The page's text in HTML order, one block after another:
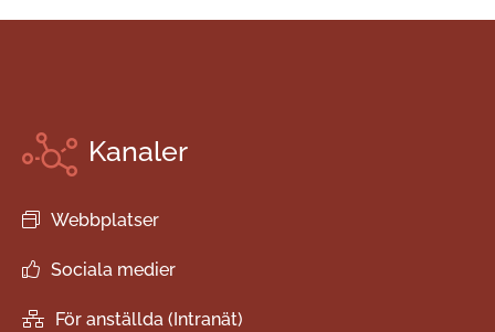
Kanaler
Webbplatser
Sociala medier
För anställda (Intranät)